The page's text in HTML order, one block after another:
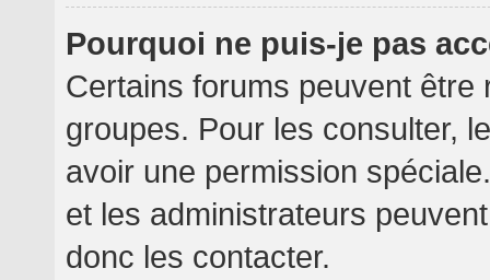
Pourquoi ne puis-je pas
Certains forums peuvent
groupes. Pour les consulter,
avoir une permission
et les administrateurs
donc les contacter.